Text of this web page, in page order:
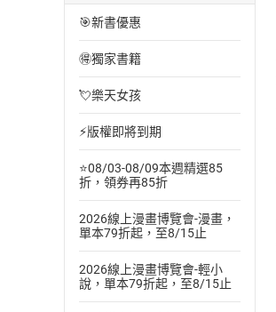
🎯新書優惠
🉐獨家書籍
💘樂天女孩
⚡版權即將到期
⭐08/03-08/09本週精選85
折，領券再85折
2026線上漫畫博覽會-漫畫，
單本79折起，至8/15止
2026線上漫畫博覽會-輕小
說，單本79折起，至8/15止